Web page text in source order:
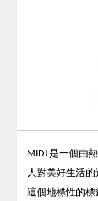
MIDJ 是一個由
人對美好生活的
這個地標性的